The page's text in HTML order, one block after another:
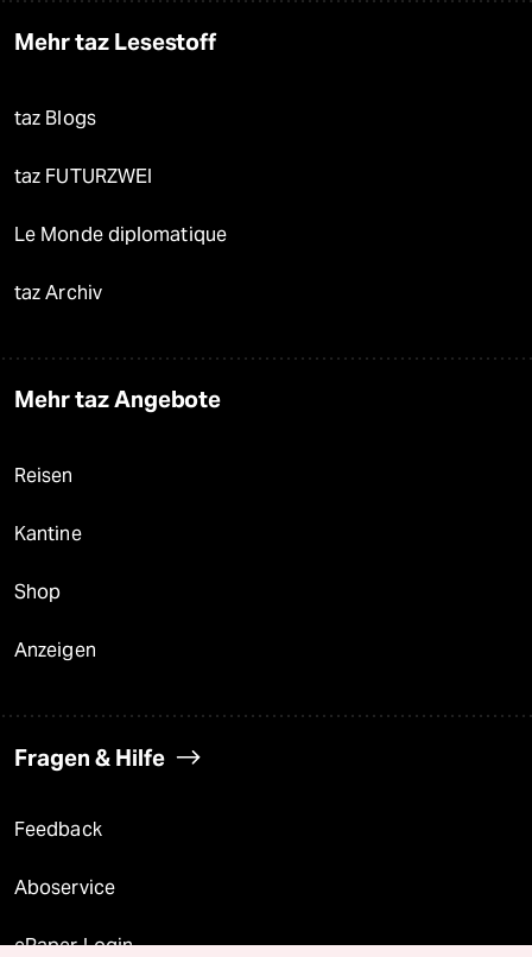
Mehr taz Lesestoff
taz Blogs
taz FUTURZWEI
Le Monde diplomatique
taz Archiv
Mehr taz Angebote
Reisen
Kantine
Shop
Anzeigen
Fragen & Hilfe
Feedback
Aboservice
ePaper Login